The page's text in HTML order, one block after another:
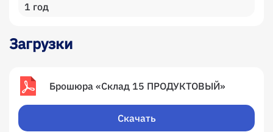
1 год
Загрузки
Брошюра «Склад 15 ПРОДУКТОВЫЙ»
Скачать